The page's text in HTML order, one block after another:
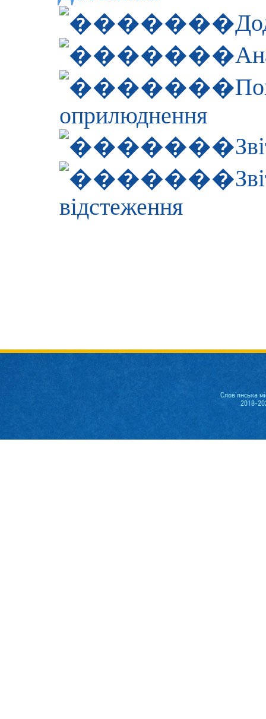
оприлюднення
відстеження
Слов'янська
2018-